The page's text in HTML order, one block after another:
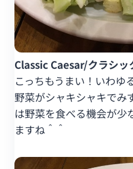
Classic Caesar/クラシ
こっちもうまい！いわゆ
野菜がシャキシャキでみ
は野菜を食べる機会が少
ますね＾＾